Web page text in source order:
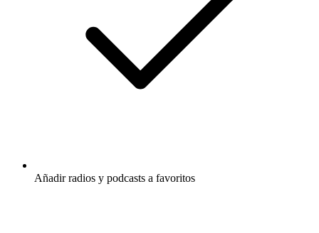
Añadir radios y podcasts a favoritos